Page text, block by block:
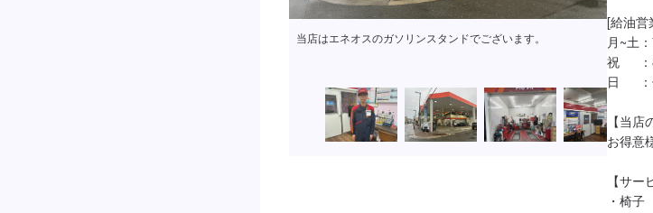
当店はエネオスのガソリンスタンドでございます。
[給油営
月~土
祝　
日　
【当店
お得意
【サー
・椅子